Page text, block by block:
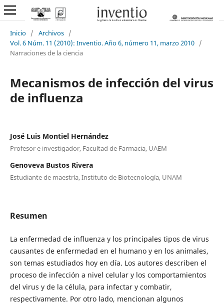
Inicio / Archivos /
Vol. 6 Núm. 11 (2010): Inventio. Año 6, número 11, marzo 2010 /
Narraciones de la ciencia
Mecanismos de infección del virus
de influenza
José Luis Montiel Hernández
Profesor e investigador, Facultad de Farmacia, UAEM
Genoveva Bustos Rivera
Estudiante de maestría, Instituto de Biotecnología, UNAM
Resumen
La enfermedad de influenza y los principales tipos de virus
causantes de enfermedad en el humano y en los animales,
son temas estudiados hoy en día. Los autores describen el
proceso de infección a nivel celular y los comportamientos
del virus y de la célula, para infectar y combatir,
respectivamente. Por otro lado, mencionan algunos